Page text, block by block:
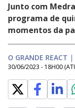
Junto com
programa de
momentos da
O GRANDE REACT |
30/06/2023 - 18H00